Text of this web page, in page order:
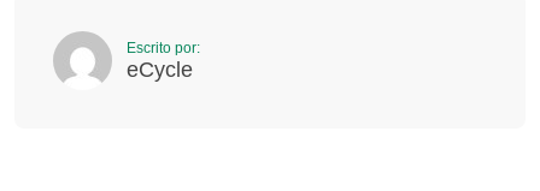
Escrito por:
eCycle